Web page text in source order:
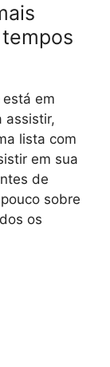
em
assistir,
lista com
em sua
de
sobre
os